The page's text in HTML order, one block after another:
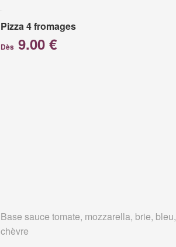
Pizza 4 fromages
Dès9.00 €
Base sauce tomate, mozzarella, brie, bleu,
chèvre